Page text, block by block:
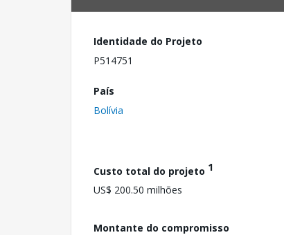
Identidade do Projeto
P514751
País
Bolívia
Custo total do projeto 1
US$ 200.50 milhões
Montante do compromisso